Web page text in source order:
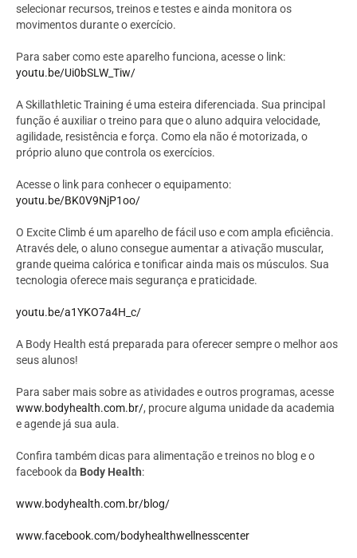
selecionar recursos, treinos e testes e ainda monitora os
movimentos durante o exercício.
Para saber como este aparelho funciona, acesse o link:
youtu.be/Ui0bSLW_Tiw/
A Skillathletic Training é uma esteira diferenciada. Sua principal
função é auxiliar o treino para que o aluno adquira velocidade,
agilidade, resistência e força. Como ela não é motorizada, o
próprio aluno que controla os exercícios.
Acesse o link para conhecer o equipamento:
youtu.be/BK0V9NjP1oo/
O Excite Climb é um aparelho de fácil uso e com ampla eficiência.
Através dele, o aluno consegue aumentar a ativação muscular,
grande queima calórica e tonificar ainda mais os músculos. Sua
tecnologia oferece mais segurança e praticidade.
youtu.be/a1YKO7a4H_c/
A Body Health está preparada para oferecer sempre o melhor aos
seus alunos!
Para saber mais sobre as atividades e outros programas, acesse
www.bodyhealth.com.br/, procure alguma unidade da academia
e agende já sua aula.
Confira também dicas para alimentação e treinos no blog e o
facebook da Body Health:
www.bodyhealth.com.br/blog/
www.facebook.com/bodyhealthwellnesscenter